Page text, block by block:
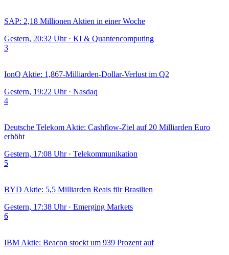
SAP: 2,18 Millionen Aktien in einer Woche
Gestern, 20:32 Uhr · KI & Quantencomputing
3
IonQ Aktie: 1,867-Milliarden-Dollar-Verlust im Q2
Gestern, 19:22 Uhr · Nasdaq
4
Deutsche Telekom Aktie: Cashflow-Ziel auf 20 Milliarden Euro
erhöht
Gestern, 17:08 Uhr · Telekommunikation
5
BYD Aktie: 5,5 Milliarden Reais für Brasilien
Gestern, 17:38 Uhr · Emerging Markets
6
IBM Aktie: Beacon stockt um 939 Prozent auf